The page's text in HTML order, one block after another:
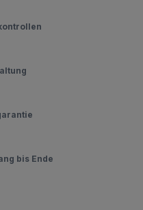
bis Ende